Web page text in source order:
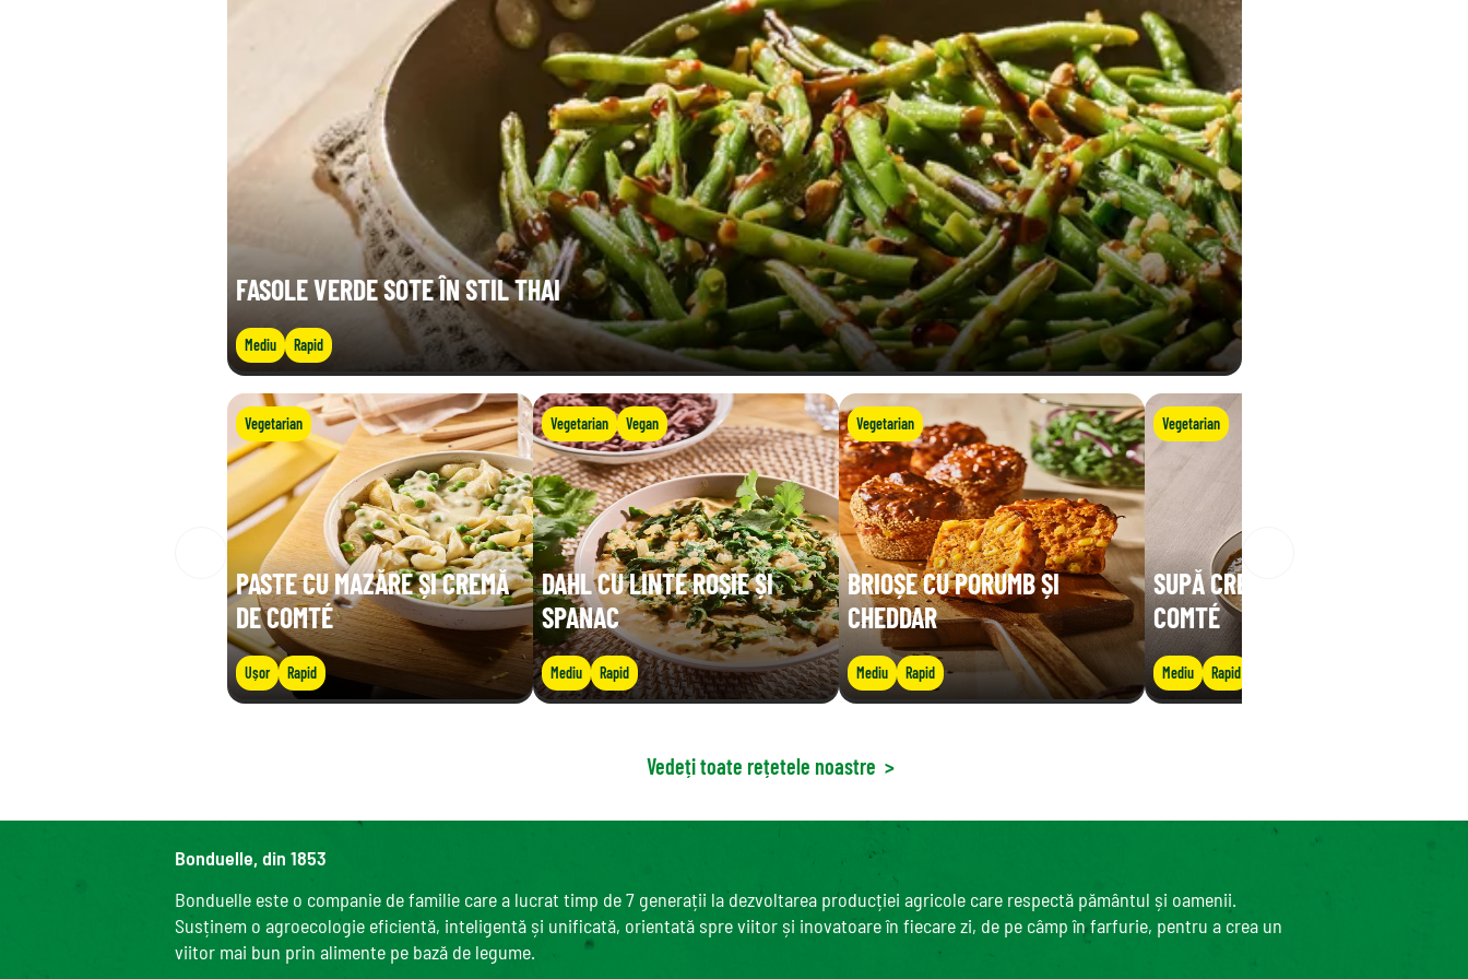
FASOLE VERDE SOTE ÎN STIL THAI
Mediu Rapid
Vegetarian
PASTE CU MAZĂRE ȘI CREMĂ
DE COMTÉ
Ușor Rapid
Vegetarian Vegan
DAHL CU LINTE ROȘIE ȘI
SPANAC
Mediu Rapid
Vegetarian
BRIOȘE CU PORUMB ȘI
CHEDDAR
Mediu Rapid
Vegetarian
SUPĂ CREMOASĂ DE LINTE CU
COMTÉ
Mediu Rapid
Vedeți toate rețetele noastre >
Bonduelle, din 1853
Bonduelle este o companie de familie care a lucrat timp de 7 generații la dezvoltarea producției agricole care respectă pământul și oamenii.
Susținem o agroecologie eficientă, inteligentă și unificată, orientată spre viitor și inovatoare în fiecare zi, de pe câmp în farfurie, pentru a crea un
viitor mai bun prin alimente pe bază de legume.